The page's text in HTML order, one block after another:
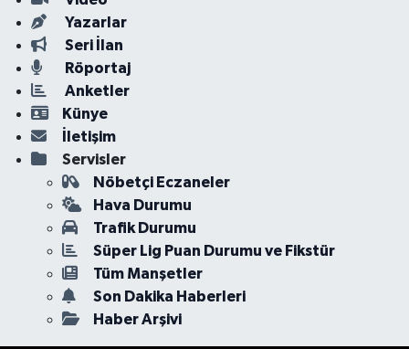
Yazarlar
Seri İlan
Röportaj
Anketler
Künye
İletişim
Servisler
Nöbetçi Eczaneler
Hava Durumu
Trafik Durumu
Süper Lig Puan Durumu ve Fikstür
Tüm Manşetler
Son Dakika Haberleri
Haber Arşivi